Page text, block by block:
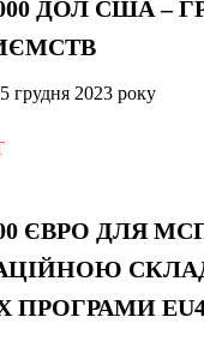
000 ДОЛ США –
грудня 2023 року
ЄВРО ДЛЯ
ПРОГРАМИ